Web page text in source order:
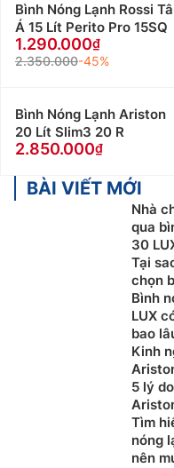
Bình Nóng Lạnh Rossi
Á 15 Lít Perito Pro 15SQ
1.290.000
2.350.000-45%
Bình Nóng Lạnh Ariston
20 Lít Slim3 20 R
2.850.000
BÀI VIẾT MỚI
Nhà
qua
30
Tại
chọn
Bình
LUX
bao
Kinh
5 lý
Tìm
nóng
nên